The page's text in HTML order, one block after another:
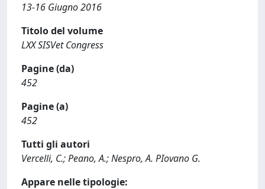
13-16 Giugno 2016
Titolo del volume
LXX SISVet Congress
Pagine (da)
452
Pagine (a)
452
Tutti gli autori
Vercelli, C.; Peano, A.; Nespro, A. PIovano G.
Appare nelle tipologie: